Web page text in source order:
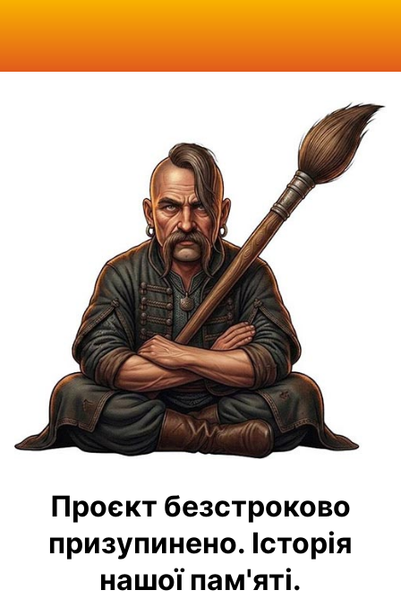
Проєкт безстроково
призупинено. Історія
нашої пам'яті.